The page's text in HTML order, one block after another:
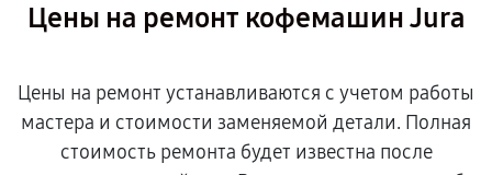
Цены на ремонт кофемашин Jura
Цены на ремонт устанавливаются с учетом работы
мастера и стоимости заменяемой детали. Полная
стоимость ремонта будет известна после